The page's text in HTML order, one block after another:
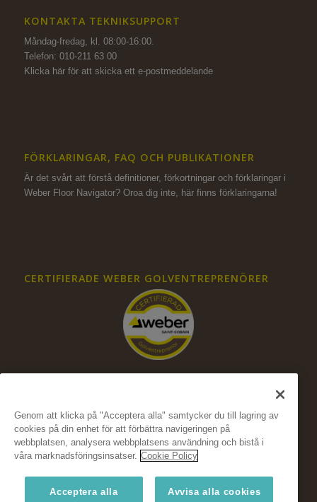
KONTAKTA TEKNIKSUPPORT
Måndag-fredag, kl. 08:00-16:00.
Telefon: 010-211 63 00
Klicka här för att skicka ett e-postmeddelande
FÖRKLARINGAR, FAQ OCH PUBLIKATIONER
Är det svårt att förstå definitioner, förkortningar och förklaringar i
Weber Floor Navigator? Oroa dig inte, här finns förklaringarna!
CERTIFIERADE WEBER GOLVENTREPRENÖRER
FÖLJ OSS PÅ SOCIALA MEDIER
Genom att klicka på "Acceptera alla" samtycker du till lagring av
cookies på din enhet för att förbättra navigeringen på
webbplatsen, analysera webbplatsens användning och bistå i
våra marknadsföringsinsatser. Cookie Policy
Acceptera alla Avvisa alla cookies